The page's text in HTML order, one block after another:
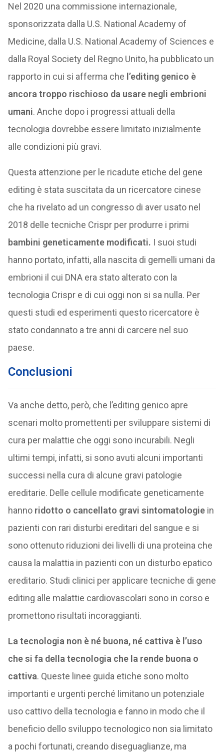
Nel 2020 una commissione internazionale,
sponsorizzata dalla U.S. National Academy of
Medicine, dalla U.S. National Academy of Sciences e
dalla Royal Society del Regno Unito, ha pubblicato un
rapporto in cui si afferma che l’editing genico è
ancora troppo rischioso da usare negli embrioni
umani. Anche dopo i progressi attuali della
tecnologia dovrebbe essere limitato inizialmente
alle condizioni più gravi.
Questa attenzione per le ricadute etiche del gene
editing è stata suscitata da un ricercatore cinese
che ha rivelato ad un congresso di aver usato nel
2018 delle tecniche Crispr per produrre i primi
bambini geneticamente modificati. I suoi studi
hanno portato, infatti, alla nascita di gemelli umani da
embrioni il cui DNA era stato alterato con la
tecnologia Crispr e di cui oggi non si sa nulla. Per
questi studi ed esperimenti questo ricercatore è
stato condannato a tre anni di carcere nel suo
paese.
Conclusioni
Va anche detto, però, che l’editing genico apre
scenari molto promettenti per sviluppare sistemi di
cura per malattie che oggi sono incurabili. Negli
ultimi tempi, infatti, si sono avuti alcuni importanti
successi nella cura di alcune gravi patologie
ereditarie. Delle cellule modificate geneticamente
hanno ridotto o cancellato gravi sintomatologiein
pazienti con rari disturbi ereditari del sangue e si
sono ottenuto riduzioni dei livelli di una proteina che
causa la malattia in pazienti con un disturbo epatico
ereditario. Studi clinici per applicare tecniche di gene
editing alle malattie cardiovascolari sono in corso e
promettono risultati incoraggianti.
La tecnologia non è né buona, né cattiva è l’uso
che si fa della tecnologia che la rende buona o
cattiva. Queste linee guida etiche sono molto
importanti e urgenti perché limitano un potenziale
uso cattivo della tecnologia e fanno in modo che il
beneficio dello sviluppo tecnologico non sia limitato
a pochi fortunati, creando diseguaglianze, ma